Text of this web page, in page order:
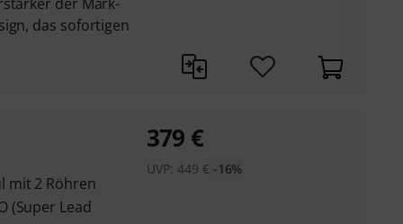
das sofortigen
mit 2 Röhren
(Super Lead
379 €
UVP:449 € -16%